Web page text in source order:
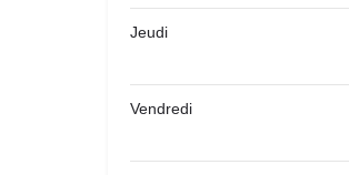
Jeudi
Vendredi